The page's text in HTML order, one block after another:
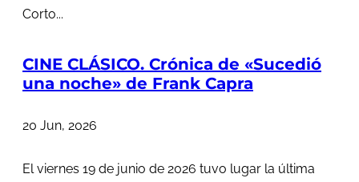
Corto...
CINE CLÁSICO. Crónica de «Sucedió
una noche» de Frank Capra
20 Jun, 2026
El viernes 19 de junio de 2026 tuvo lugar la última